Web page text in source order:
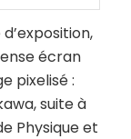
écran
pixelisé :
suite à
Physique et